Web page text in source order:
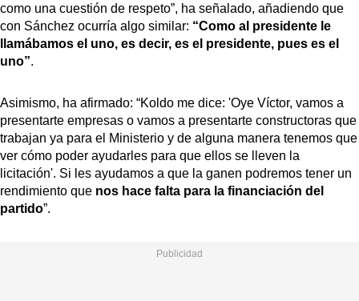
como una cuestión de respeto”, ha señalado, añadiendo que
con Sánchez ocurría algo similar: “Como al presidente le
llamábamos el uno, es decir, es el presidente, pues es el
uno”.
Asimismo, ha afirmado: “Koldo me dice: 'Oye Víctor, vamos a
presentarte empresas o vamos a presentarte constructoras que
trabajan ya para el Ministerio y de alguna manera tenemos que
ver cómo poder ayudarles para que ellos se lleven la
licitación'. Si les ayudamos a que la ganen podremos tener un
rendimiento que nos hace falta para la financiación del
partido”.